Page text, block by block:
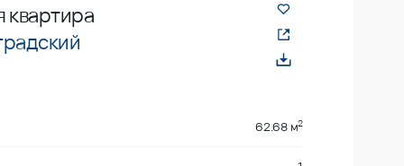
квартира
62.68 м2